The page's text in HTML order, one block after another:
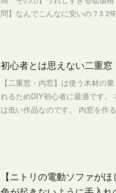
問】なんでこんなに安いの？3 2
初心者とは思えない二重
【二重窓・内窓】は使う木材の
れるためDIY初心者に最適です
は低い作品なのです。 内窓を
【ニトリの電動ソファが